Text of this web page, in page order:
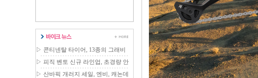
▷ 콘티넨탈 타이어, 13종의 그래비
티 MTB 라인업 확장
▷ 피직 벤토 신규 라인업, 초경량 안
장 국내 출시
▷ 산바픽 개러지 세일, 엔비, 캐논데